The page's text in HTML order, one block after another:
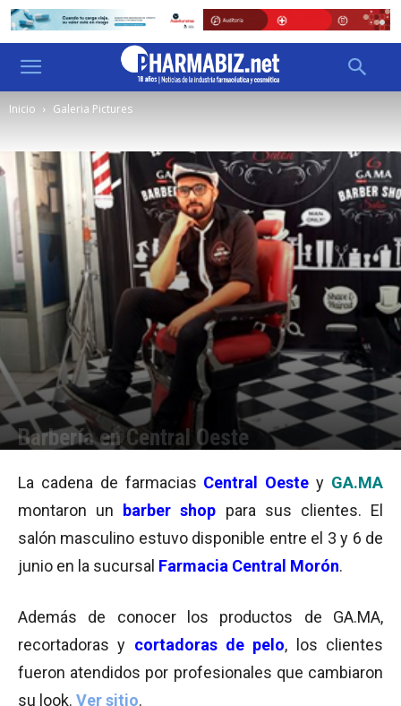
Inicio Galeria Pictures
Barbería en Central Oeste
La cadena de farmacias Central Oeste y GA.MA
montaron un
barber shop para sus clientes. El
salón masculino estuvo disponible entre el 3 y 6 de
junio en la sucursal Farmacia Central Morón.
Además de conocer los productos de GA.MA,
recortadoras y cortadoras de pelo, los clientes
fueron atendidos por profesionales que cambiaron
su look. Ver sitio.